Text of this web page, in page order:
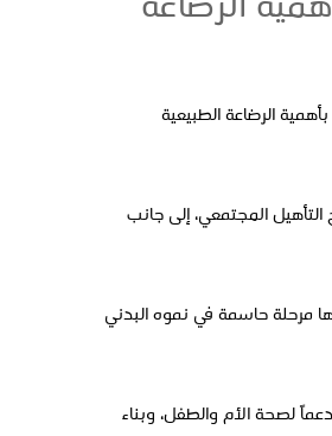
الرضاعة الطبيعية
المجتمعي، إلى جانب
مرحلة حاسمة في نموه البدني
لصحة الأم والطفل، وبناء